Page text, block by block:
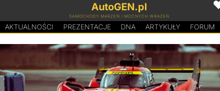
AutoGEN.pl
SAMOCHODY MARZEŃ I MOCNYCH WRAŻEŃ
AKTUALNOŚCI PREZENTACJE DNA ARTYKUŁY FORUM